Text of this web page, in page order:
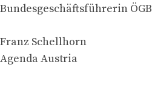
Bundesgeschäftsführerin ÖGB
Franz Schellhorn
Agenda Austria